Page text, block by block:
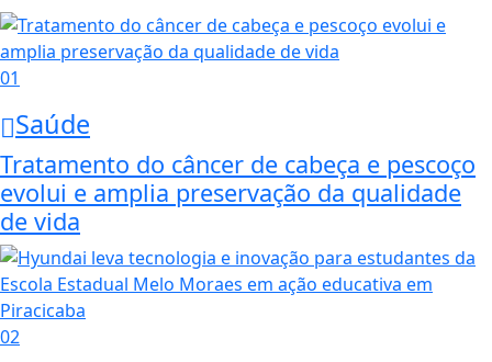
01
Saúde
Tratamento do câncer de cabeça e pescoço
evolui e amplia preservação da qualidade
de vida
02